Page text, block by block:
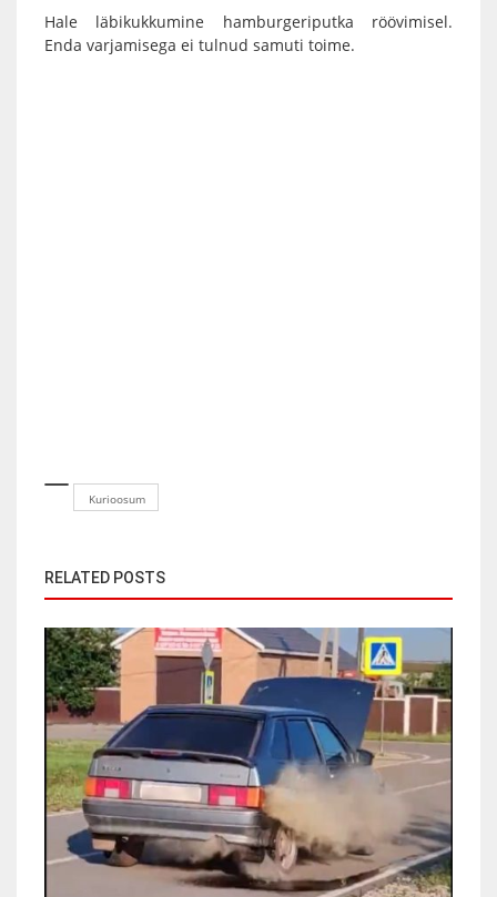
Hale läbikukkumine hamburgeriputka röövimisel.
Enda varjamisega ei tulnud samuti toime.
Kurioosum
RELATED POSTS